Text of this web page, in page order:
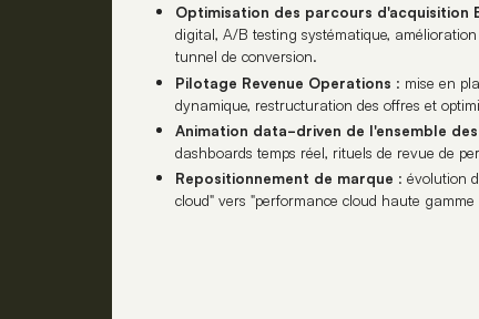
Optimisation des parcours d'acquisition
digital, A/B testing systématique,
tunnel de conversion.
Pilotage Revenue Operations : mise en
dynamique, restructuration des offres et
Animation data-driven de l'ensemble
dashboards temps réel, rituels de revue de
Repositionnement de marque : évolution
cloud" vers "performance cloud haute